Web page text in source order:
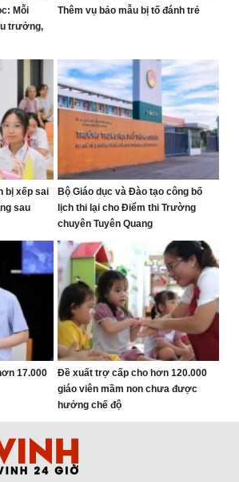
Mỗi
trưởng,
Thêm vụ bảo mẫu bị tố đánh trẻ
bị xếp sai
sau
Bộ Giáo dục và Đào tạo công bố
lịch thi lại cho Điểm thi Trường
chuyên Tuyên Quang
17.000
Đề xuất trợ cấp cho hơn 120.000
giáo viên mầm non chưa được
hưởng chế độ